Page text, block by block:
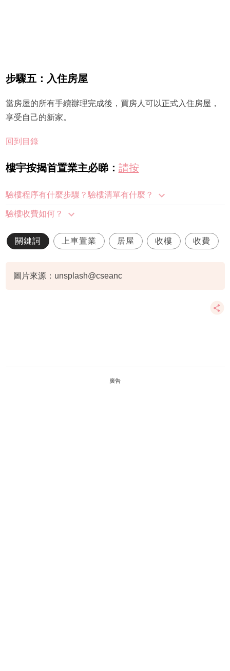
步驟五：入住房屋
當房屋的所有手續辦理完成後，買房人可以正式入住房屋，
享受自己的新家。
回到目錄
樓宇按揭首置業主必睇： 請按
驗樓程序有什麼步驟？驗樓清單有什麼？
驗樓收費如何？
關鍵詞 上車置業 居屋 收樓 收費
圖片來源：unsplash@cseanc
廣告